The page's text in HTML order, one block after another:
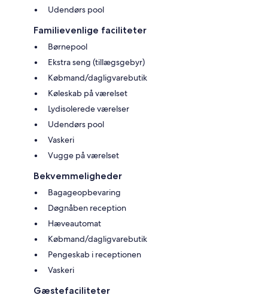
Udendørs pool
Familievenlige faciliteter
Børnepool
Ekstra seng (tillægsgebyr)
Købmand/dagligvarebutik
Køleskab på værelset
Lydisolerede værelser
Udendørs pool
Vaskeri
Vugge på værelset
Bekvemmeligheder
Bagageopbevaring
Døgnåben reception
Hæveautomat
Købmand/dagligvarebutik
Pengeskab i receptionen
Vaskeri
Gæstefaciliteter